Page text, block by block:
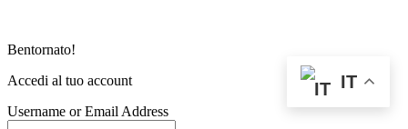
IT
Bentornato!
Accedi al tuo account
Username or Email Address